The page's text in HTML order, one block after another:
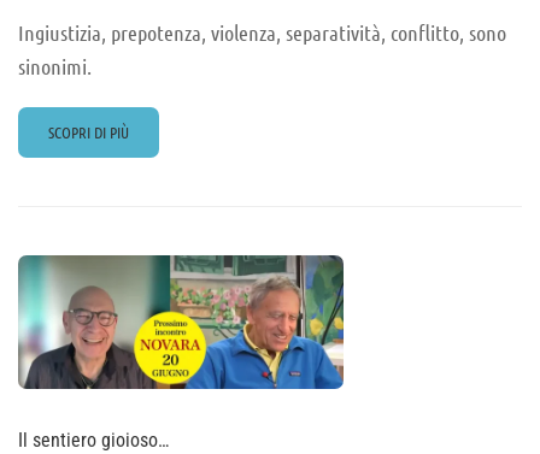
Ingiustizia, prepotenza, violenza, separatività, conflitto, sono
sinonimi.
READ
MORE
AL
DHARMA
SCOPRI DI PIÙ
Il sentiero gioioso…